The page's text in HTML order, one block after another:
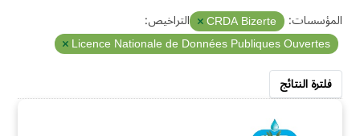
المؤسسات: CRDA Bizerte
التراخيص:
Licence Nationale de Données Publiques Ouvertes
فلترة النتائج